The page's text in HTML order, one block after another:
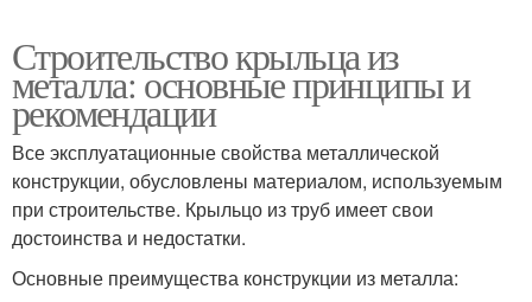
Строительство крыльца из
металла: основные принципы и
рекомендации
Все эксплуатационные свойства металлической
конструкции, обусловлены материалом, используемым
при строительстве. Крыльцо из труб имеет свои
достоинства и недостатки.
Основные преимущества конструкции из металла: